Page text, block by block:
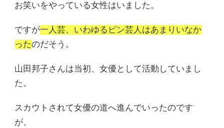
お笑いをやっている女性はいました。
ですが一人芸、いわゆるピン芸人はあまりいなか
ったのだそう。
山田邦子さんは当初、女優として活動していまし
た。
スカウトされて女優の道へ進んでいったのです
が、